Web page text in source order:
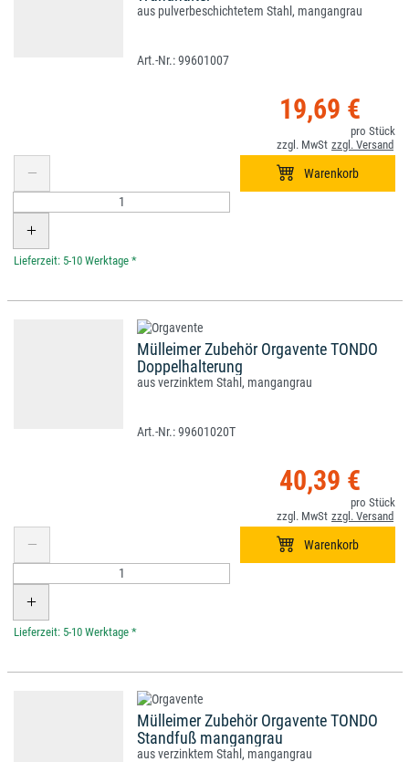
aus pulverbeschichtetem Stahl, mangangrau
99601007
19,69 €
*
Mülleimer Zubehör Orgavente TONDO
Doppelhalterung
aus verzinktem Stahl, mangangrau
99601020T
40,39 €
*
Mülleimer Zubehör Orgavente TONDO
Standfuß mangangrau
aus verzinktem Stahl, mangangrau